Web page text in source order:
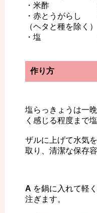
・米酢 大
・赤とうがらし
（ヘタと種を除く）
・塩 小さ
作り方
塩らっきょうは一
く感じる程度まで
ザルに上げて水気
取り、清潔な保存
A を鍋に入れて軽
注ぎます。